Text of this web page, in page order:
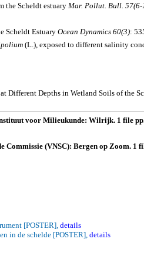
theScheldt estuary Mar. Pollut. Bull. 57(6-
Scheldt Estuary Ocean Dynamics 60(3):
(L.), exposed to different salinity
Different Depths in Wetland Soils of the
voor Milieukunde: Wilrijk. 1 file
Commissie (VNSC): Bergen op Zoom. 1
[POSTER], details
in de schelde [POSTER], details